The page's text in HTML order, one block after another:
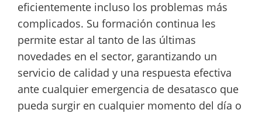
eficientemente incluso los problemas más
complicados. Su formación continua les
permite estar al tanto de las últimas
novedades en el sector, garantizando un
servicio de calidad y una respuesta efectiva
ante cualquier emergencia de desatasco que
pueda surgir en cualquier momento del día o